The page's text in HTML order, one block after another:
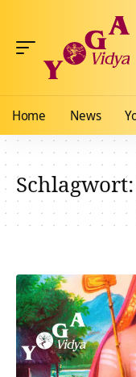
Home News